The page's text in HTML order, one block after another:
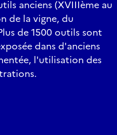
anciens (XVIIIème au
de la vigne, du
de 1500 outils sont
dans d'anciens
l'utilisation des